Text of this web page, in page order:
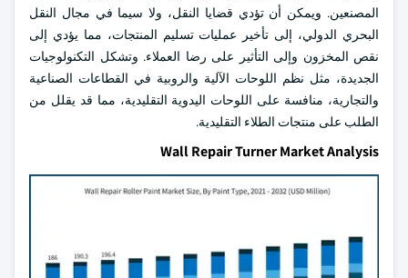
المصنعين. ويمكن أن تؤدي قضايا النقل، ولا سيما في مجال النقل
البحري الدولي، إلى تأخير عمليات تسليم المنتجات، مما يؤدي إلى
نقص المخزون وإلى التأثير على رضا العملاء. وتشكل التكنولوجيات
الجديدة، مثل نظم اللوحات الآلية والروبية في القطاعات الصناعية
والتجارية، منافسة على اللوحات اليدوية التقليدية، مما قد يقلل من
الطلب على منتجات الطلاء التقليدية.
Wall Repair Turner Market Analysis